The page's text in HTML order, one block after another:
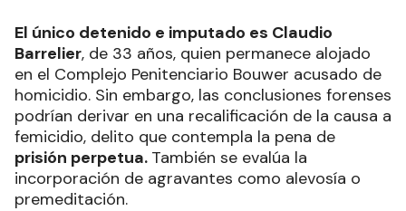
El único detenido e imputado es Claudio
Barrelier, de 33 años, quien permanece alojado
en el Complejo Penitenciario Bouwer acusado de
homicidio. Sin embargo, las conclusiones forenses
podrían derivar en una recalificación de la causa a
femicidio, delito que contempla la pena de
prisión perpetua. También se evalúa la
incorporación de agravantes como alevosía o
premeditación.